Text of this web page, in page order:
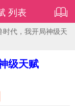
列表
时代，我开局神级天
级天赋